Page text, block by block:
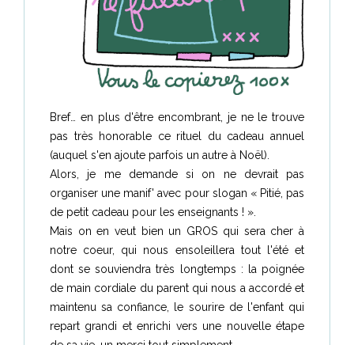
Bref… en plus d'être encombrant, je ne le trouve
pas très honorable ce rituel du cadeau annuel
(auquel s'en ajoute parfois un autre à Noël).
Alors, je me demande si on ne devrait pas
organiser une manif' avec pour slogan « Pitié, pas
de petit cadeau pour les enseignants ! ».
Mais on en veut bien un GROS qui sera cher à
notre coeur, qui nous ensoleillera tout l'été et
dont se souviendra très longtemps : la poignée
de main cordiale du parent qui nous a accordé et
maintenu sa confiance, le sourire de l'enfant qui
repart grandi et enrichi vers une nouvelle étape